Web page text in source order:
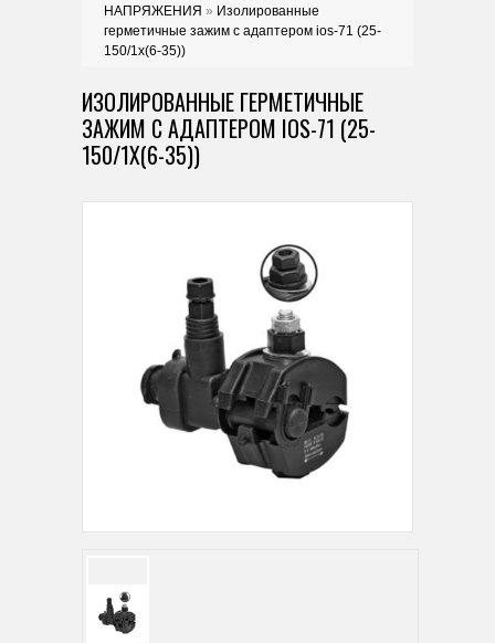
НАПРЯЖЕНИЯ » Изолированные
герметичные зажим с адаптером ios-71 (25-
150/1x(6-35))
ИЗОЛИРОВАННЫЕ ГЕРМЕТИЧНЫЕ
ЗАЖИМ С АДАПТЕРОМ IOS-71 (25-
150/1X(6-35))